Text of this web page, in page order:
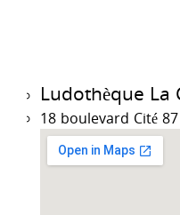
Ludothèque La
18 boulevard Cité